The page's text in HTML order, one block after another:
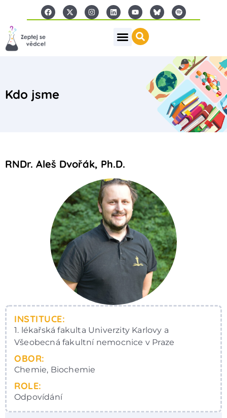
Kdo jsme
RNDr. Aleš Dvořák, Ph.D.
INSTITUCE:
1. lékařská fakulta Univerzity Karlovy a
Všeobecná fakultní nemocnice v Praze
OBOR:
Chemie, Biochemie
ROLE:
Odpovídání